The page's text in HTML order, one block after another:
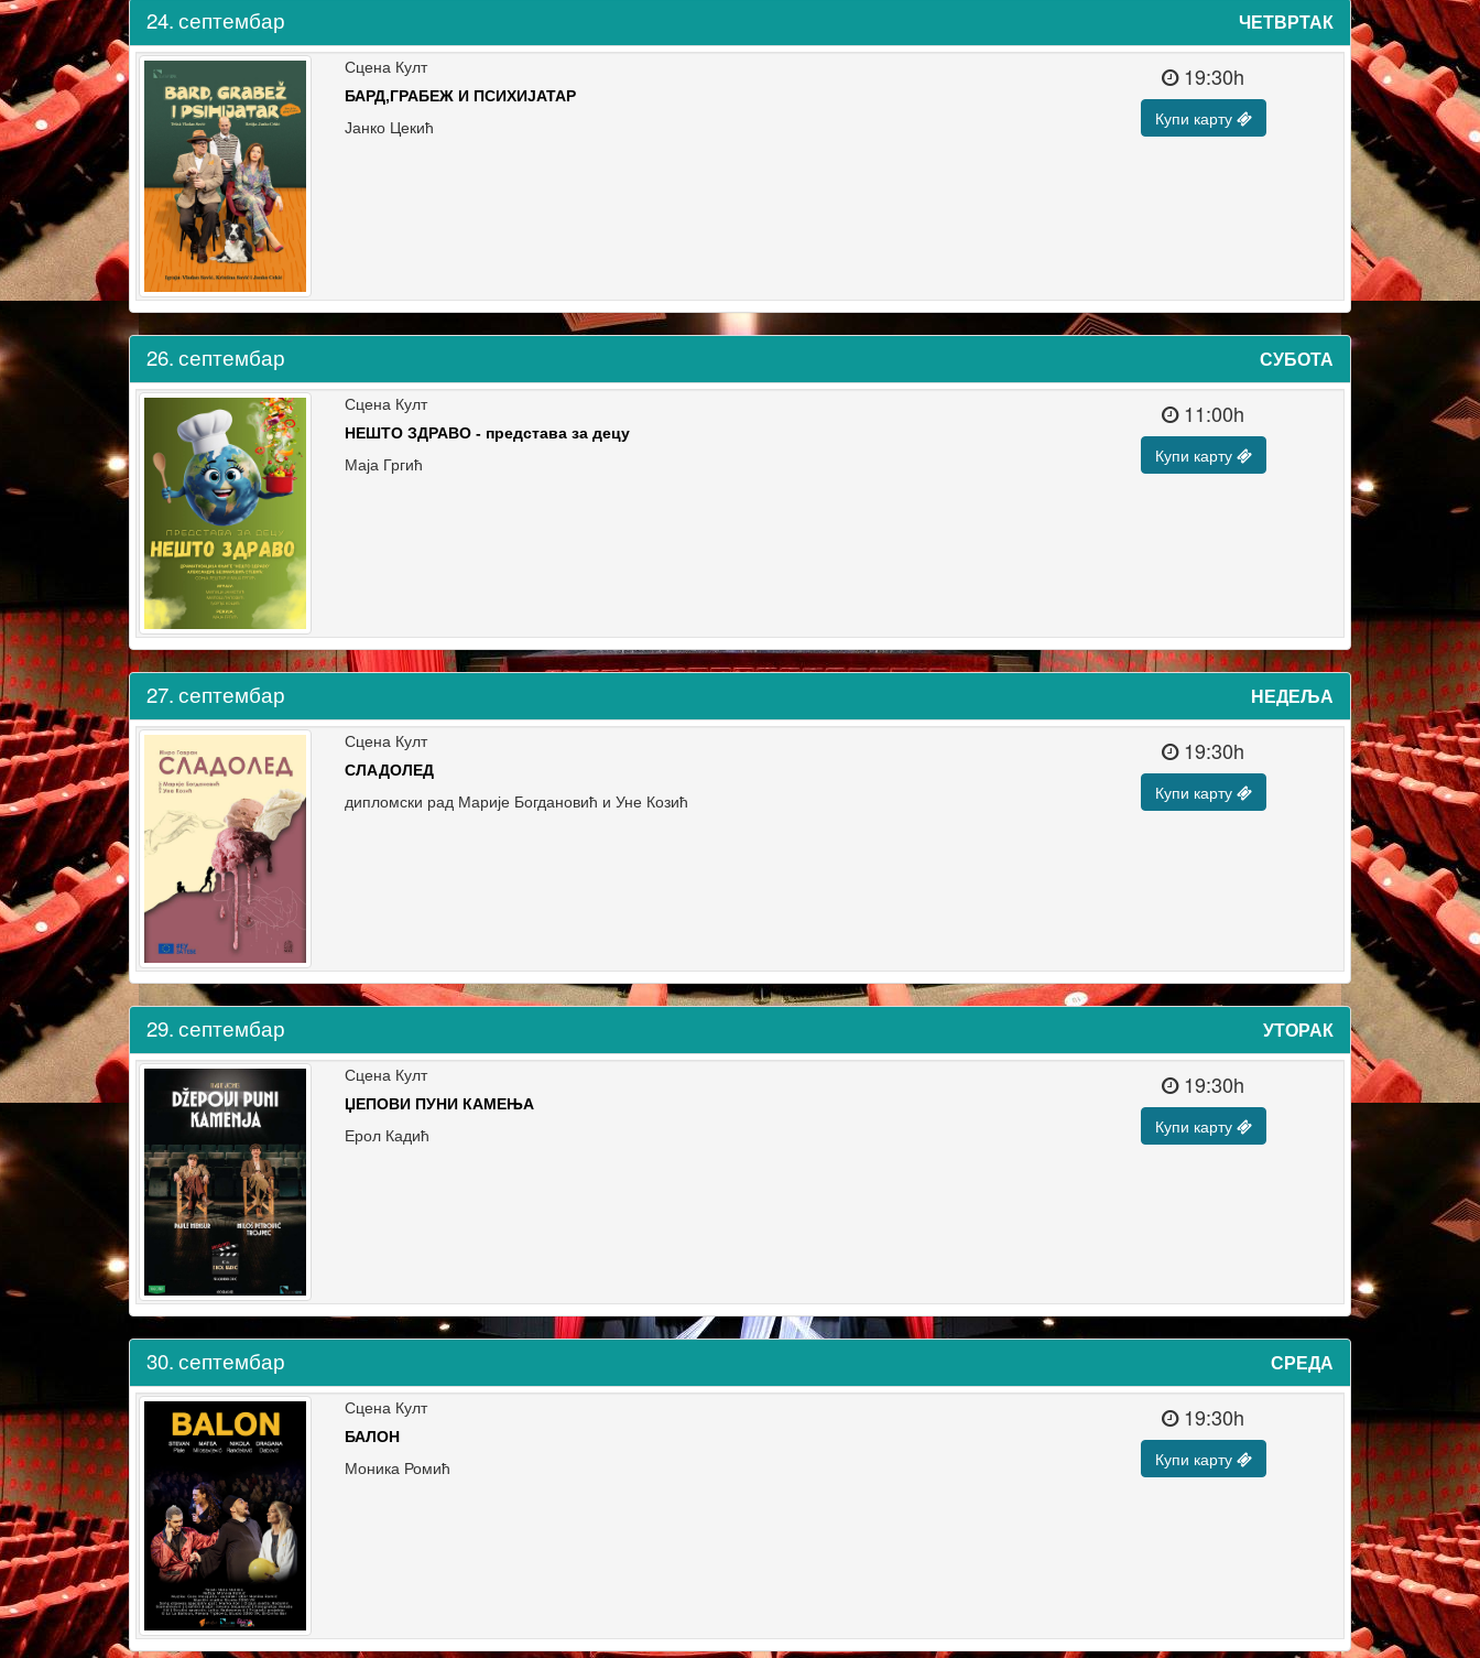
24.септембар ЧЕТВРТАК
Сцена Култ
БАРД,ГРАБЕЖ И ПСИХИЈАТАР
Јанко Цекић
19:30h
Купи карту
26.септембар СУБОТА
Сцена Култ
НЕШТО ЗДРАВО - представa за децу
Маја Гргић
11:00h
Купи карту
27.септембар НЕДЕЉА
Сцена Култ
СЛАДОЛЕД
дипломски рад Марије Богдановић и Уне Козић
19:30h
Купи карту
29.септембар УТОРАК
Сцена Култ
ЏЕПОВИ ПУНИ КАМЕЊА
Ерол Кадић
19:30h
Купи карту
30.септембар СРЕДА
Сцена Култ
БАЛОН
Моника Ромић
19:30h
Купи карту